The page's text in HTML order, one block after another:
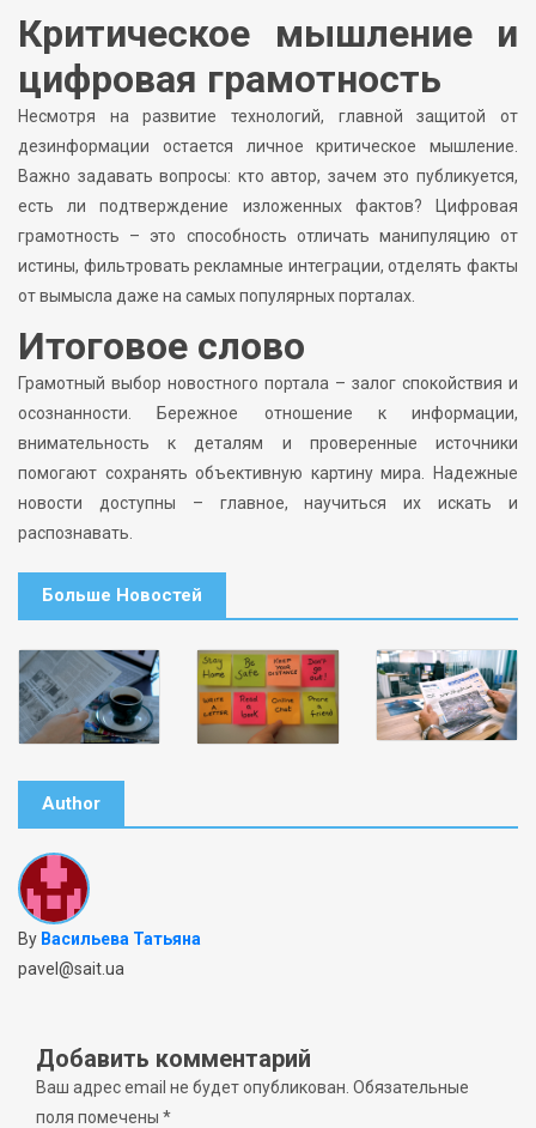
Критическое мышление и
цифровая грамотность
Несмотря на развитие технологий, главной защитой от
дезинформации остается личное критическое мышление.
Важно задавать вопросы: кто автор, зачем это публикуется,
есть ли подтверждение изложенных фактов? Цифровая
грамотность – это способность отличать манипуляцию от
истины, фильтровать рекламные интеграции, отделять факты
от вымысла даже на самых популярных порталах.
Итоговое слово
Грамотный выбор новостного портала – залог спокойствия и
осознанности. Бережное отношение к информации,
внимательность к деталям и проверенные источники
помогают сохранять объективную картину мира. Надежные
новости доступны – главное, научиться их искать и
распознавать.
Больше Новостей
Author
By Васильева Татьяна
pavel@sait.ua
Добавить комментарий
Ваш адрес email не будет опубликован. Обязательные
поля помечены *